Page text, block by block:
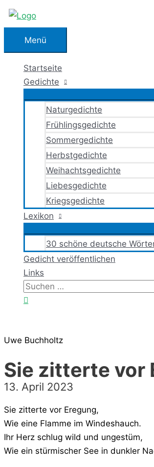
Zum
springenMenü
Menü
Startseite
Gedichte
Naturgedichte
Frühlingsgedichte
Sommergedichte
Herbstgedichte
Weihachtsgedichte
Liebesgedichte
Kriegsgedichte
Lexikon
30 schöne deutsche
Gedicht veröffentlichen
Links
Suchen
nach:
Uwe Buchholtz
Sie zitterte vor
13. April 2023
Sie zitterte vor Eregung,
Wie eine Flamme im Windeshauch.
Ihr Herz schlug wild und ungestüm,
Wie ein stürmischer See in dunkler